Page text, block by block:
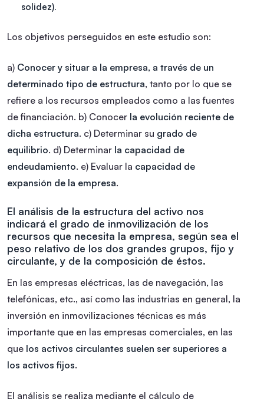
solidez).
Los objetivos perseguidos en este estudio son:
a) Conocer y situar a la empresa, a través de un
determinado tipo de estructura, tanto por lo que se
refiere a los recursos empleados como a las fuentes
de financiación. b) Conocer la evolución reciente de
dicha estructura. c) Determinar su grado de
equilibrio. d) Determinar la capacidad de
endeudamiento. e) Evaluar la capacidad de
expansión de la empresa.
El análisis de la estructura del activo nos
indicará el grado de inmovilización de los
recursos que necesita la empresa, según sea el
peso relativo de los dos grandes grupos, fijo y
circulante, y de la composición de éstos.
En las empresas eléctricas, las de navegación, las
telefónicas, etc., así como las industrias en general, la
inversión en inmovilizaciones técnicas es más
importante que en las empresas comerciales, en las
que los activos circulantes suelen ser superiores a
los activos fijos.
El análisis se realiza mediante el cálculo de